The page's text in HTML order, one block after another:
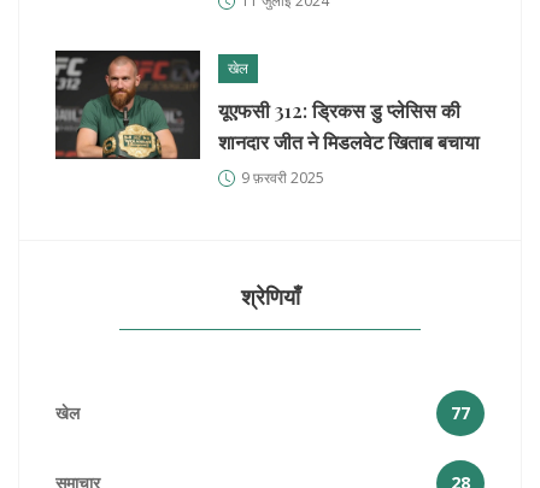
खेल
यूएफसी 312: ड्रिकस डु प्लेसिस की
शानदार जीत ने मिडलवेट खिताब बचाया
9 फ़रवरी 2025
श्रेणियाँ
खेल 77
समाचार 28